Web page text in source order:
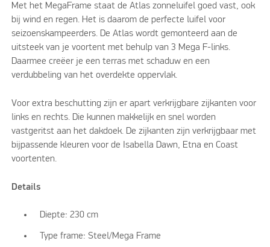
Met het MegaFrame staat de Atlas zonneluifel goed vast, ook
bij wind en regen. Het is daarom de perfecte luifel voor
seizoenskampeerders. De Atlas wordt gemonteerd aan de
uitsteek van je voortent met behulp van 3 Mega F-links.
Daarmee creëer je een terras met schaduw en een
verdubbeling van het overdekte oppervlak.
Voor extra beschutting zijn er apart verkrijgbare zijkanten voor
links en rechts. Die kunnen makkelijk en snel worden
vastgeritst aan het dakdoek. De zijkanten zijn verkrijgbaar met
bijpassende kleuren voor de Isabella Dawn, Etna en Coast
voortenten.
Details
Diepte: 230 cm
Type frame:Steel/Mega Frame